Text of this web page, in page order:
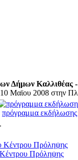
Δήμων Καλλιθέας
10 Μαϊου 2008 στην
πρόγραμμα
Κέντρου Πρόληψης